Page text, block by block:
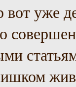
вот уже